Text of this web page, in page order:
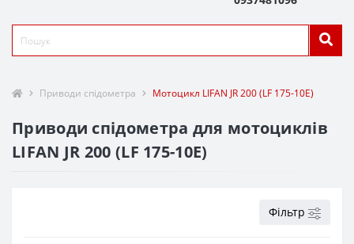
Приводи спідометра Мотоцикл LIFAN JR 200 (LF 175-10Е)
Приводи спідометра для мотоциклів
LIFAN JR 200 (LF 175-10Е)
Фільтр